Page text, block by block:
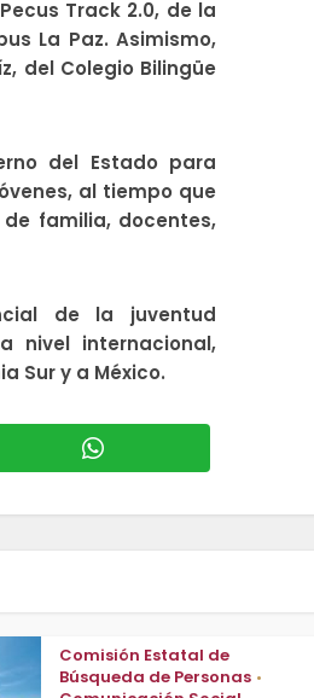
Track 2.0, de la
La Paz. Asimismo,
del Colegio Bilingüe
del Estado para
al tiempo que
familia, docentes,
de la juventud
nivel internacional,
Sur y a México.
Comisión Estatal de
Búsqueda de Personas •